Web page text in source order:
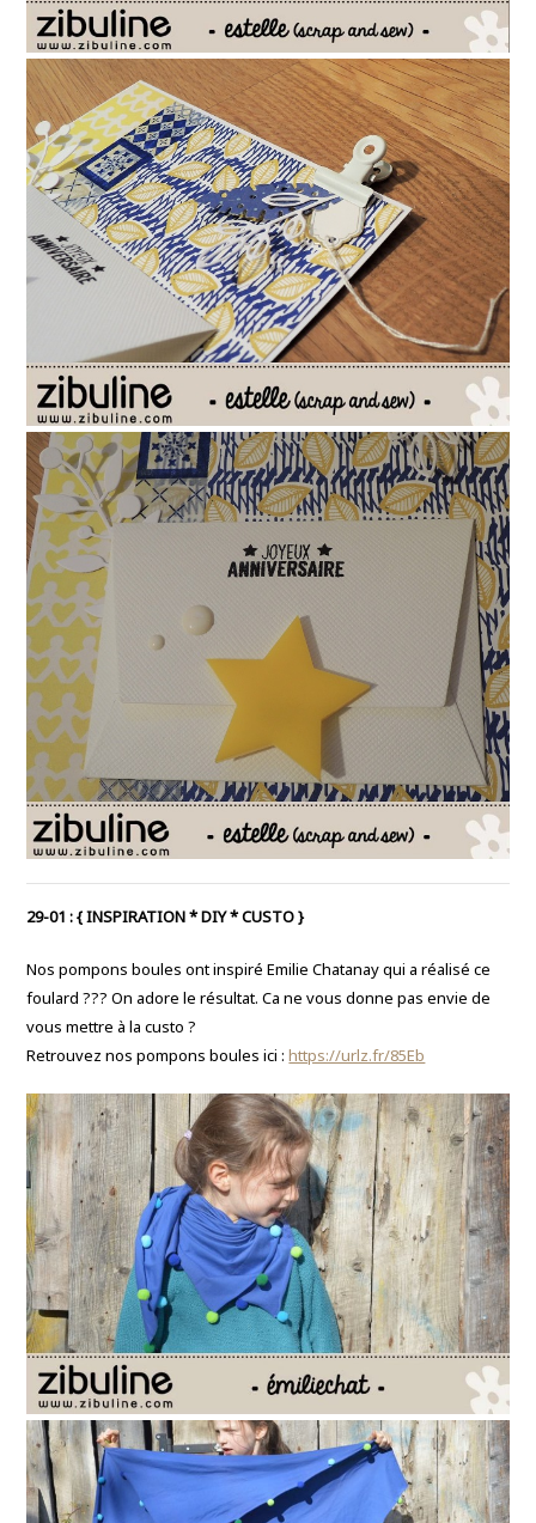
29-01 : { INSPIRATION * DIY * CUSTO }
Nos pompons boules ont inspiré Emilie Chatanay qui a réalisé ce
foulard??? On adore le résultat. Ca ne vous donne pas envie de
vous mettre à la custo ?
Retrouvez nos pompons boules ici :https://urlz.fr/85Eb